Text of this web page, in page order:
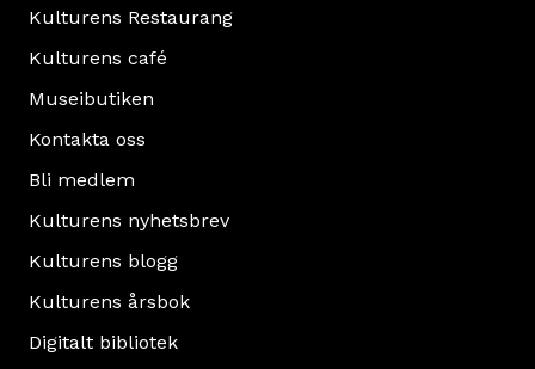
Kulturens Restaurang
Kulturens café
Museibutiken
Kontakta oss
Bli medlem
Kulturens nyhetsbrev
Kulturens blogg
Kulturens årsbok
Digitalt bibliotek